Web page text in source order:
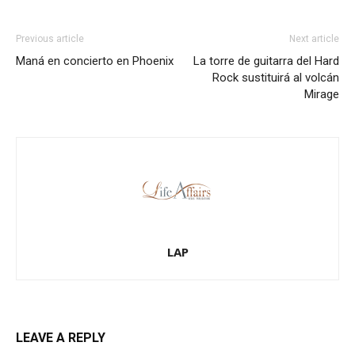
Previous article
Maná en concierto en Phoenix
Next article
La torre de guitarra del Hard
Rock sustituirá al volcán
Mirage
LAP
LEAVE A REPLY